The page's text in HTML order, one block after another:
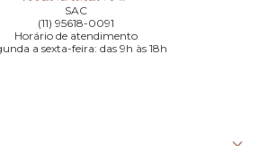
SAC
(11) 95618-0091
Horário de atendimento
a sexta-feira: das 9h às 18h